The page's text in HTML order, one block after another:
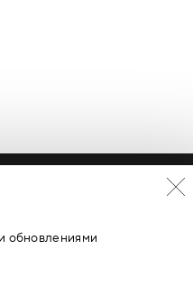
2026Материалы сайта
права. Запрещается
любое использование
обновлениями